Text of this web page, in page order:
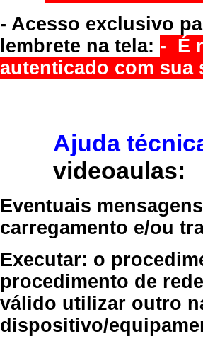
- Acesso exclusivo
lembrete na tela: - É
autenticado com sua
Ajuda
videoaulas:
Eventuais
carregamento e/ou
Executar: o
procedimento de
válido utilizar outro
dispositivo/